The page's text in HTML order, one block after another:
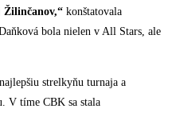
Žilinčanov,“ konštatovala
bola nielen v All Stars, ale
strelkyňu turnaja a
V tíme CBK sa stala